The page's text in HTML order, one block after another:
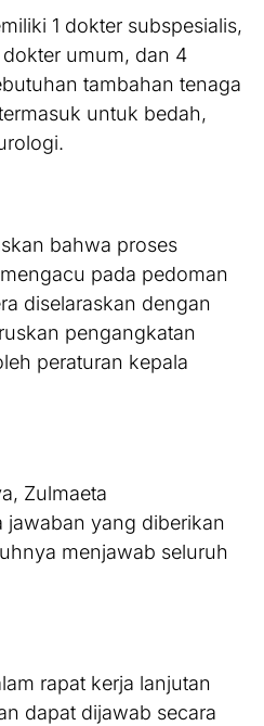
1 dokter subspesialis,
umum, dan 4
tambahan tenaga
untuk bedah,
bahwa proses
pada pedoman
diselaraskan dengan
pengangkatan
peraturan kepala
Zulmaeta
yang diberikan
menjawab seluruh
rapat kerja lanjutan
dapat dijawab secara